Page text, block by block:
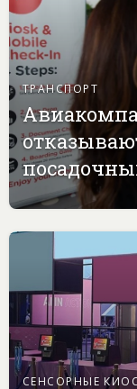
ТРАНСПОРТ
СЕНСОРНЫЕ